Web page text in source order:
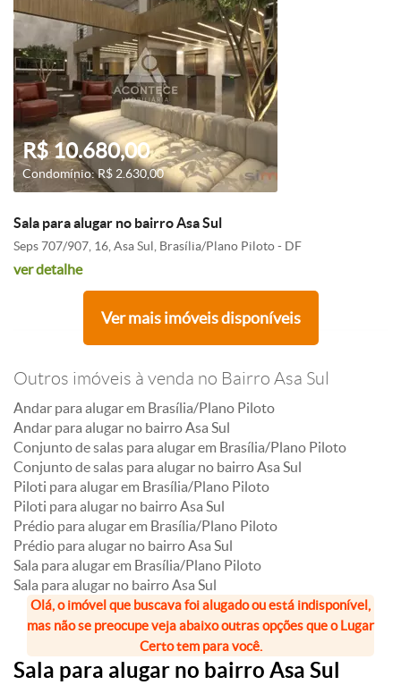
R$ 10.680,00
Condomínio: R$ 2.630,00
Sala para alugar no bairro Asa Sul
Seps 707/907, 16, Asa Sul, Brasília/Plano Piloto - DF
ver detalhe
Ver mais imóveis disponíveis
Outros imóveis à venda no Bairro Asa Sul
Andar para alugar em Brasília/Plano Piloto
Andar para alugar no bairro Asa Sul
Conjunto de salas para alugar em Brasília/Plano Piloto
Conjunto de salas para alugar no bairro Asa Sul
Piloti para alugar em Brasília/Plano Piloto
Piloti para alugar no bairro Asa Sul
Prédio para alugar em Brasília/Plano Piloto
Prédio para alugar no bairro Asa Sul
Sala para alugar em Brasília/Plano Piloto
Sala para alugar no bairro Asa Sul
Olá, o imóvel que buscava foi alugado ou está indisponível,
mas não se preocupe veja abaixo outras opções que o Lugar
Certo tem para você.
Sala para alugar no bairro Asa Sul